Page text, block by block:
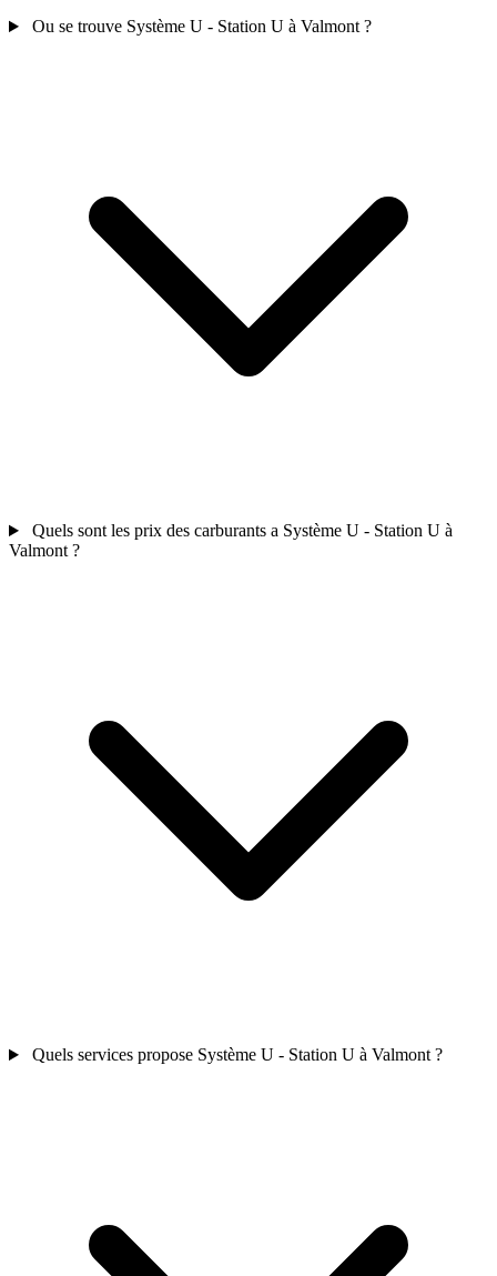
Ou se trouve Système U - Station U à Valmont ?
Quels sont les prix des carburants a Système U - Station U à
Valmont ?
Quels services propose Système U - Station U à Valmont ?